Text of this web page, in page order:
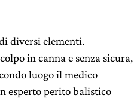
diversi elementi.
in canna e senza sicura,
luogo il medico
esperto perito balistico